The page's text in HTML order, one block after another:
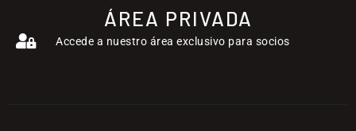
ÁREA PRIVADA
Accede a nuestro área exclusivo para socios